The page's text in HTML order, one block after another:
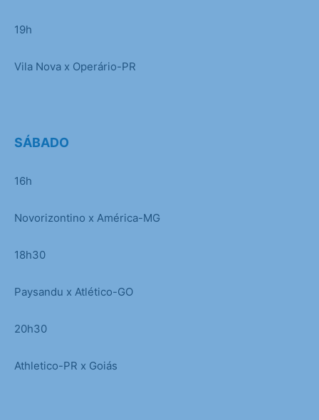
19h
Vila Nova x Operário-PR
SÁBADO
16h
Novorizontino x América-MG
18h30
Paysandu x Atlético-GO
20h30
Athletico-PR x Goiás